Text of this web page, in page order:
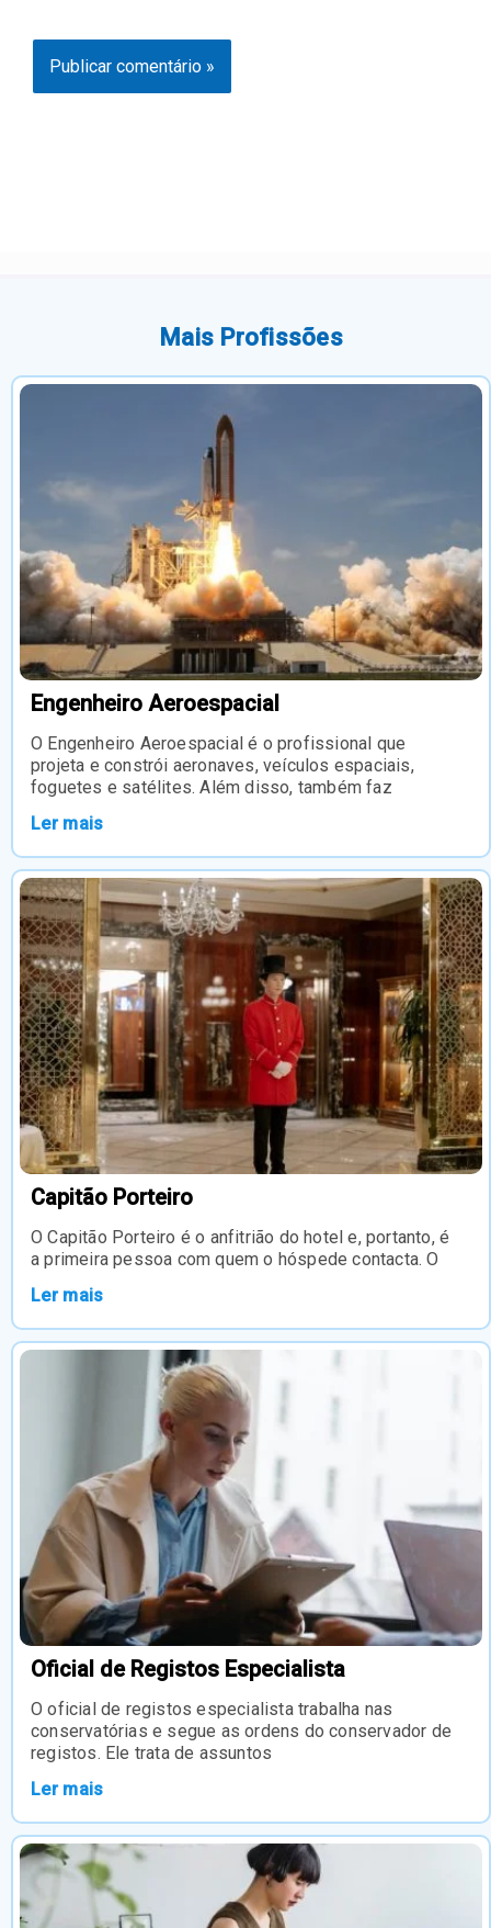
Mais Profissões
Engenheiro Aeroespacial
O Engenheiro Aeroespacial é o profissional que
projeta e constrói aeronaves, veículos espaciais,
foguetes e satélites. Além disso, também faz
Ler mais
Capitão Porteiro
O Capitão Porteiro é o anfitrião do hotel e, portanto, é
a primeira pessoa com quem o hóspede contacta. O
Ler mais
Oficial de Registos Especialista
O oficial de registos especialista trabalha nas
conservatórias e segue as ordens do conservador de
registos. Ele trata de assuntos
Ler mais